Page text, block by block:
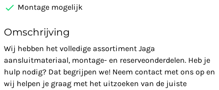
Montage mogelijk
Omschrijving
Wij hebben het volledige assortiment Jaga
aansluitmateriaal, montage- en reserveonderdelen. Heb je
hulp nodig? Dat begrijpen we! Neem contact met ons op en
wij helpen je graag met het uitzoeken van de juiste